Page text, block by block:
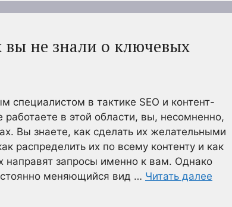
не знали о ключевых
специалистом в тактике SEO и контент-
в этой области, вы, несомненно,
Вы знаете, как сделать их желательными
распределить их по всему контенту и как
направят запросы именно к вам. Однако
меняющийся вид … Читать далее